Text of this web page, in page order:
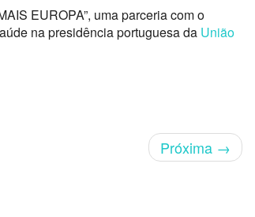
EUROPA”, uma parceria com o
na presidência portuguesa da União
Próxima →